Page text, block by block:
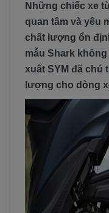
​​Những chiếc xe
quan tâm và yêu
chất lượng ổn
mẫu Shark
xuất SYM đã chú
lượng cho dòng